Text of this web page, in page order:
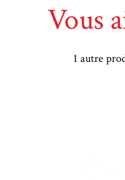
Vous
1 autre